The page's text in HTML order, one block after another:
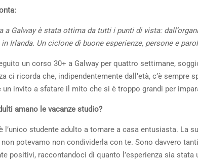
a Galway è stata ottima da tutti i punti di vista:
in Irlanda. Un ciclone di buone esperienze, persone e
un corso 30+ a Galway per quattro settimane,
ci ricorda che, indipendentemente dall’età, c’è sempre
un invito a sfatare il mito che si è troppo grandi per
amano le vacanze studio?
l’unico studente adulto a tornare a casa entusiasta. La
non potevamo non condividerla con te. Sono davvero
positivi, raccontandoci di quanto l’esperienza sia